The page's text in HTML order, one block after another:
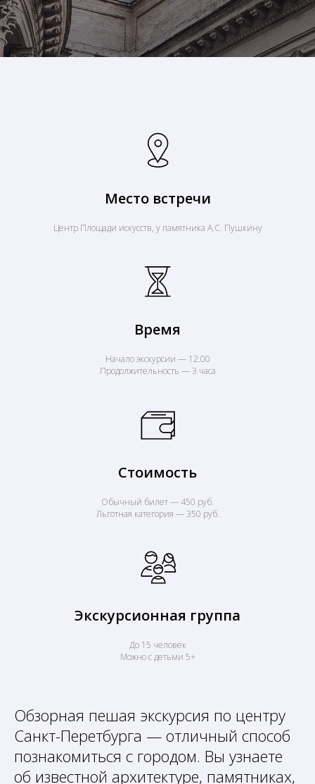
Место встречи
Центр Площади искусств, у памятника А.С. Пушкину
Время
Начало экскурсии — 12.00
Продолжительность — 3 часа
Стоимость
Обычный билет — 450 руб.
Льготная категория — 350 руб.
Экскурсионная группа
До 15 человек
Можно с детьми 5+
Обзорная пешая экскурсия по центру
Санкт-Перетбурга — отличный способ
познакомиться с городом. Вы узнаете
об известной архитектуре, памятниках,